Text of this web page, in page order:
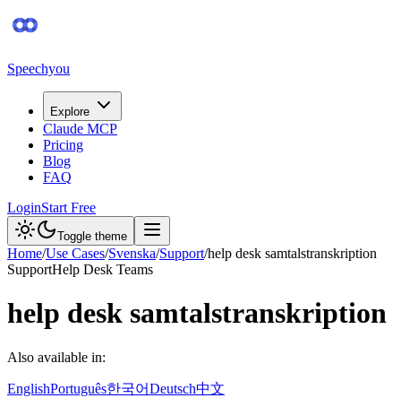
Speechyou
Explore
Claude MCP
Pricing
Blog
FAQ
LoginStart Free
Toggle theme
Home/Use Cases/Svenska/Support/help desk samtalstranskription
SupportHelp Desk Teams
help desk samtalstranskription
Also available in:
EnglishPortuguês한국어Deutsch中文